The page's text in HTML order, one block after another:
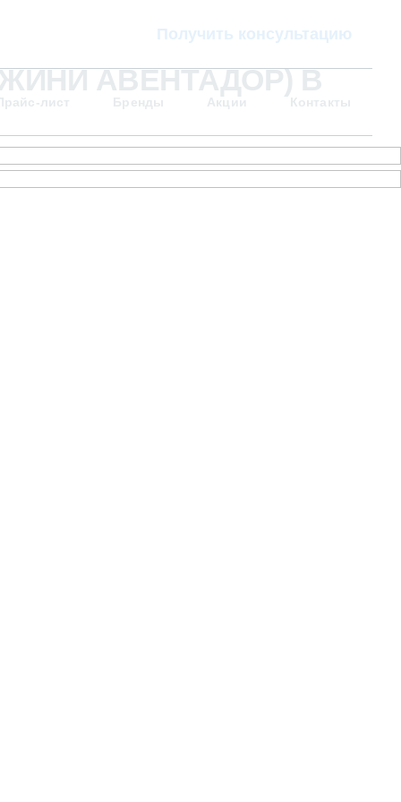
Получить консультацию
лист Бренды Акции Контакты
АВЕНТАДОР) В